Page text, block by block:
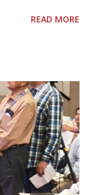
कर रहे एनएचएम संघ के
गम्भीर समस्याओं का
में नियमितीकरण/समान
सुविधा अथवा
भुगतान में आ रही
READ MORE